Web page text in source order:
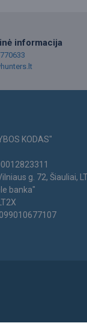
informacija
KODAS"
g. 72, Šiauliai,
banka"